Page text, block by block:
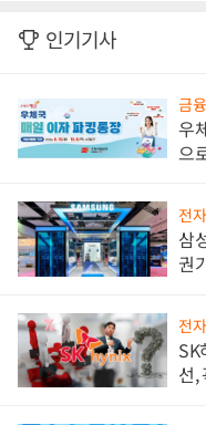
인기기사
금융
우
으
전
삼
권
전
SK
선,